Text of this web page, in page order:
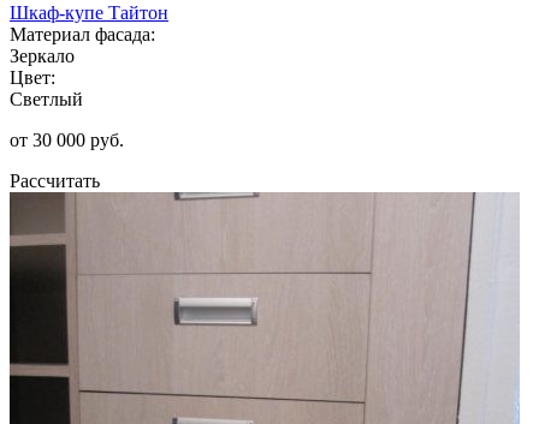
Шкаф-купе Тайтон
Материал фасада:
Зеркало
Цвет:
Светлый
от 30 000 руб.
Рассчитать